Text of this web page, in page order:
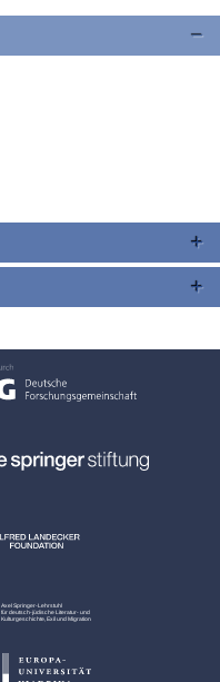
Axel Springer-Lehrstuhl
für deutsch-jüdische Literatur- und
Kulturgeschichte, Exil und Migration